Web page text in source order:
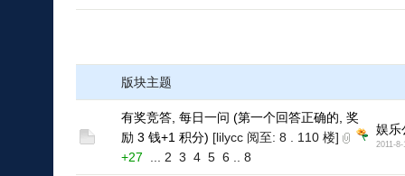
版块主题
有奖竞答, 每日一问 (第一个回答正确的, 奖
励 3 钱+1 积分) [lilycc 阅至: 8 . 110 楼]
+27
2 3 4 5 6 8
娱乐
2011-8-